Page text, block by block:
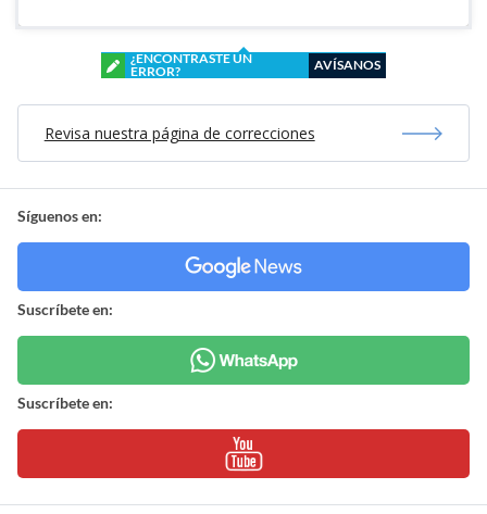
¿ENCONTRASTE UN
ERROR?
AVÍSANOS
Revisa nuestra página de correcciones
Síguenos en:
Suscríbete en:
Suscríbete en: